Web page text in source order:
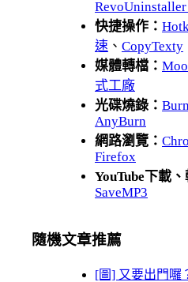
快捷操作：
速 、 CopyTexty
媒體轉檔：
式工廠
光碟燒錄：
AnyBurn
網路瀏覽：
Firefox
YouTube下載、
SaveMP3
隨機文章推薦
[圖] 又要出門囉